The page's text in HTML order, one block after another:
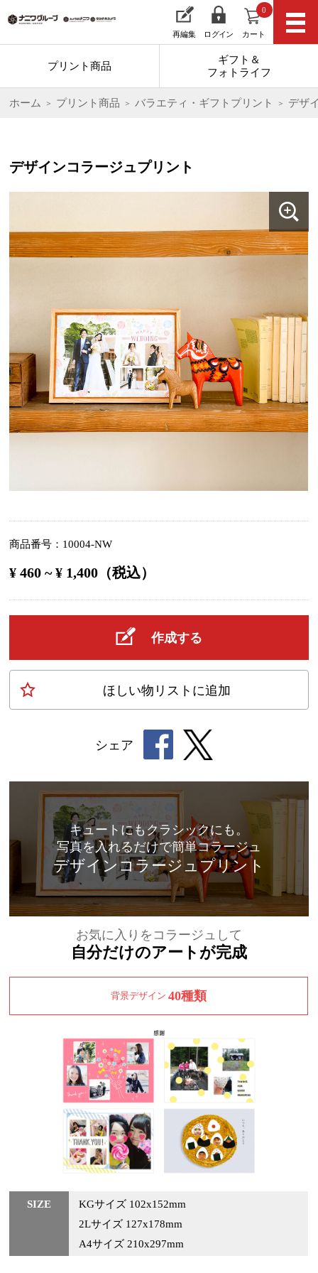
再編集 ログイン カート
0
プリント商品
ギフト＆
フォトライフ
ホーム プリント商品 バラエティ・ギフトプリント デザ
デザインコラージュプリント
商品番号 10004-NW
¥ 460 ~ ¥ 1,400（税込）
作成する
ほしい物 リスト に追加
シェア
キュートにもクラシックにも。
写真を入れるだけで簡単コラージュ
デザインコラージュプリント
お気に入りをコラージュして
自分だけのアートが完成
背景デザイン40種類
SIZE
KGサイズ 102x152mm
2Lサイズ 127x178mm
A4サイズ 210x297mm